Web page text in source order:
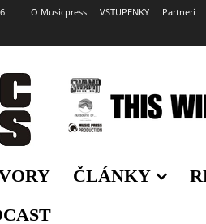
O Musicpress VSTUPENKY Partneri
ČLÁNKY